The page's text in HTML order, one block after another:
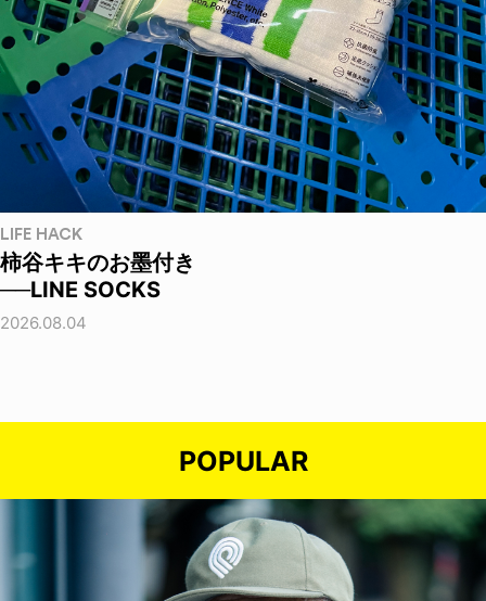
LIFE HACK
柿谷キキのお墨付き
──LINE SOCKS
2026.08.04
POPULAR